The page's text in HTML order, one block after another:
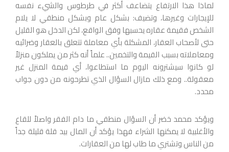
لماذا هذا الارتفاع يتضاعف أكثر في طرطوس والشيء نفسه
للإيجارات وغيرها، وتضيف: بشكل عام وبشكل منطقي لا يلام
الشخص فقيمة عقاره يحسبها وفق الواقع، لكن الدخل هو القليل
حتى لأصحاب العقار، المشكلة بأي معاملة تتعلق بالعقار وضرائبه
ومعاملاته بسبب القيمة والتخمين.. علماً أنه كثر من يملكون منزلاً
لو كانوا سيشترونه اليوم ما استطاعوا، أي قيمة المنزل غير
معقولة.. ومع ذلك مازال السؤال الذي تطرحونه من دون جواب
محدد.
ويؤكد محمد خضر أن السؤال منطقي ما دام الفقر واصلاً للقاع
والأغلبية لا يمكنها الشراء فهذا يؤكد أن المال بيد قلة قليلة جداً
من الناس وتشتري ما طاب لها من العقارات.